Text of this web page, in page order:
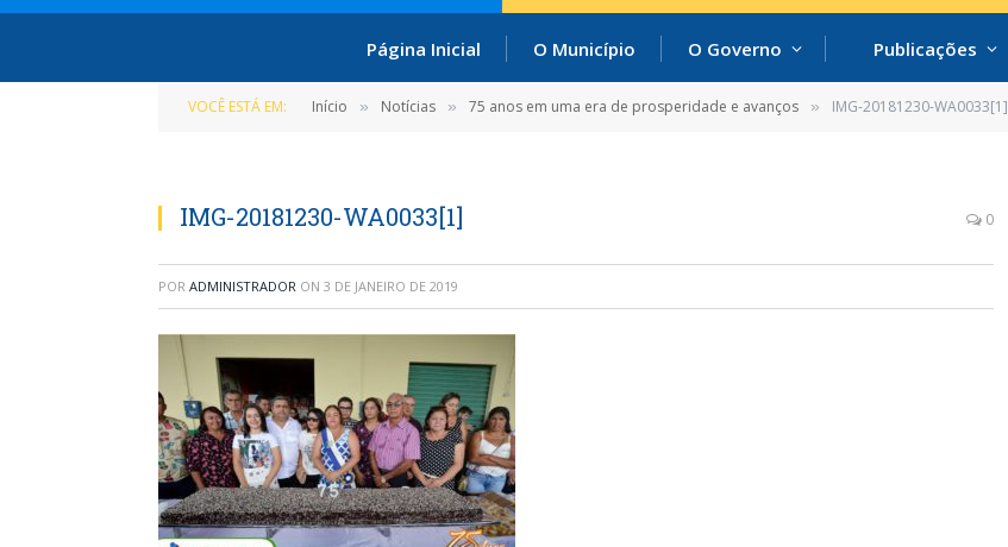
Página Inicial O Município O Governo Publicações
VOCÊ ESTÁ EM: Início » Notícias » 75 anos em uma era de prosperidade e avanços » IMG-20181230-WA0033[1]
IMG-20181230-WA0033[1] 0
POR ADMINISTRADOR ON 3 DE JANEIRO DE 2019